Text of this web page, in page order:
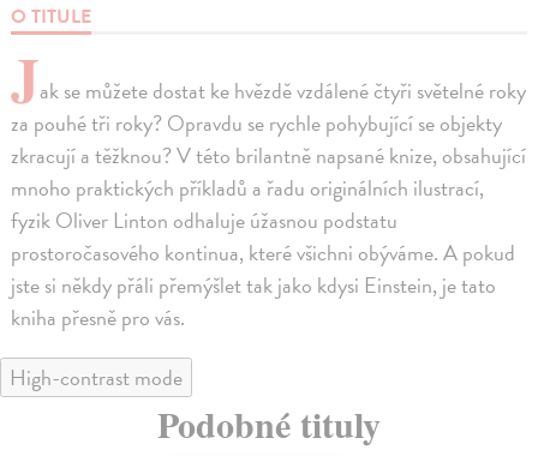
O TITULE
Jak se můžete dostat ke hvězdě vzdálené čtyři světelné roky
za pouhé tři roky? Opravdu se rychle pohybující se objekty
zkracují a těžknou? V této brilantně napsané knize, obsahující
mnoho praktických příkladů a řadu originálních ilustrací,
fyzik Oliver Linton odhaluje úžasnou podstatu
prostoročasového kontinua, které všichni obýváme. A pokud
jste si někdy přáli přemýšlet tak jako kdysi Einstein, je tato
kniha přesně pro vás.
High-contrast mode
Podobné tituly